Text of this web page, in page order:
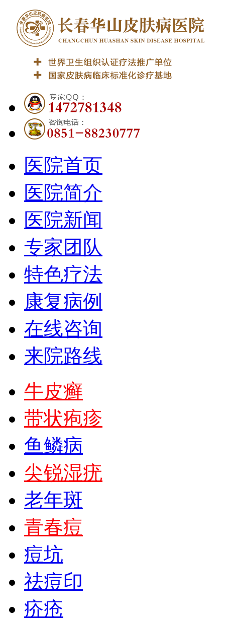
医院首页
医院简介
医院新闻
专家团队
特色疗法
康复病例
在线咨询
来院路线
牛皮癣
带状疱疹
鱼鳞病
尖锐湿疣
老年斑
青春痘
痘坑
祛痘印
疥疮